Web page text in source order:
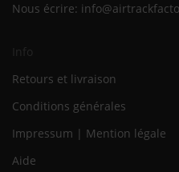
Nous écrire:
Info
Retours et livraison
Conditions générales
Impressum | Mention légale
Aide